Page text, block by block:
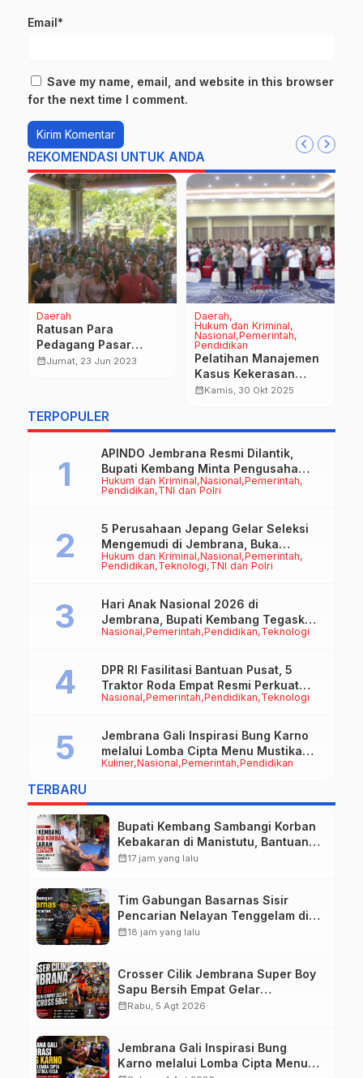
Email*
Save my name, email, and website in this browser
for the next time I comment.
REKOMENDASI UNTUK ANDA
Daerah
Ratusan Para
Pedagang Pasar
Negara Tetap Tolak
calendar_monthJumat, 23 Jun 2023
Daerah
Hukum dan Kriminal
Nasional Pemerintah
Pendidikan
Pelatihan Manajemen
Kasus Kekerasan
Terhadap Perempuan
calendar_monthKamis, 30 Okt 2025
TERPOPULER
Hukum dan Kriminal Nasional Pemerintah
Pendidikan TNI dan Polri
APINDO Jembrana Resmi Dilantik,
Bupati Kembang Minta Pengusaha
Jadi Motor Penggerak Ekonomi
Hukum dan Kriminal Nasional Pemerintah
Pendidikan Teknologi TNI dan Polri
5 Perusahaan Jepang Gelar Seleksi
Mengemudi di Jembrana, Buka
Peluang Kerja bagi Calon PMI
Nasional Pemerintah Pendidikan Teknologi
Hari Anak Nasional 2026 di
Jembrana, Bupati Kembang Tegaskan
Pentingnya Karakter dan Budaya di
Nasional Pemerintah Pendidikan Teknologi
DPR RI Fasilitasi Bantuan Pusat, 5
Traktor Roda Empat Resmi Perkuat
Mekanisasi Pertanian Jembrana
Kuliner Nasional Pemerintah Pendidikan
Jembrana Gali Inspirasi Bung Karno
melalui Lomba Cipta Menu Mustika
Rasa
TERBARU
Bupati Kembang Sambangi Korban
Kebakaran di Manistutu, Bantuan
Disalurkan untuk Ringankan Beban
calendar_month17 jam yang lalu
Tim Gabungan Basarnas Sisir
Pencarian Nelayan Tenggelam di
Perairan Pantai Pengambengan
calendar_month18 jam yang lalu
Crosser Cilik Jembrana Super Boy
Sapu Bersih Empat Gelar
Motocross 50cc
calendar_monthRabu, 5 Agt 2026
Jembrana Gali Inspirasi Bung
Karno melalui Lomba Cipta Menu